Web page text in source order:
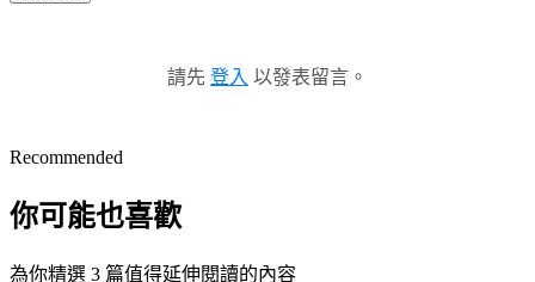
請先 登入 以發表留言。
Recommended
你可能也喜歡
為你精選 3 篇值得延伸閱讀的內容